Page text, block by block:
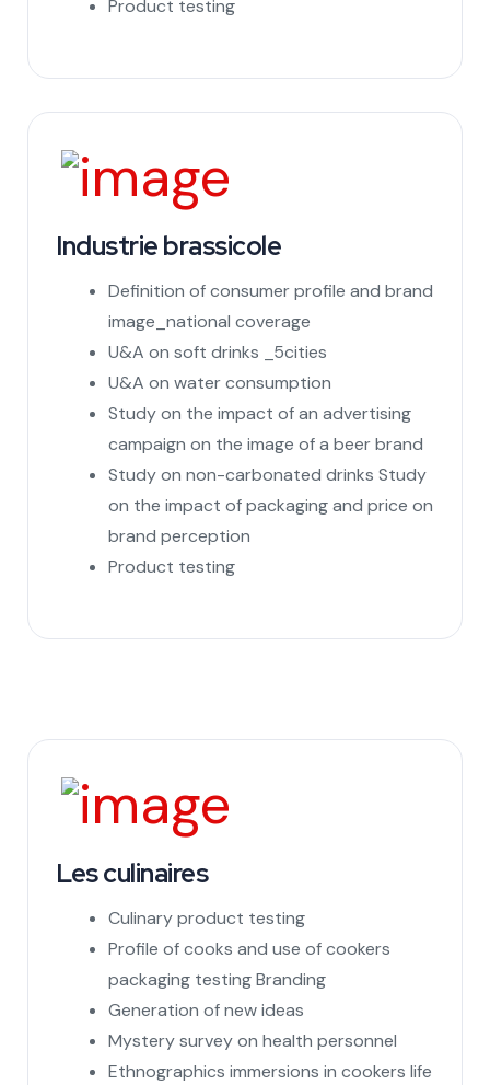
Product testing
Industrie brassicole
Definition of consumer profile and brand
image_national coverage
U&A on soft drinks _5cities
U&A on water consumption
Study on the impact of an advertising
campaign on the image of a beer brand
Study on non-carbonated drinks Study
on the impact of packaging and price on
brand perception
Product testing
Les culinaires
Culinary product testing
Profile of cooks and use of cookers
packaging testing Branding
Generation of new ideas
Mystery survey on health personnel
Ethnographics immersions in cookers life